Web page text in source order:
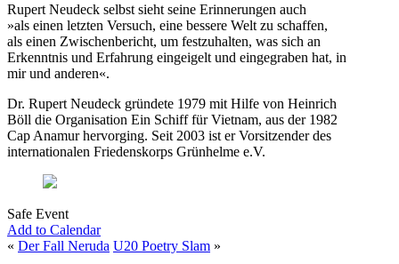
Rupert Neudeck selbst sieht seine Erinnerungen auch
»als einen letzten Versuch, eine bessere Welt zu schaffen,
als einen Zwischenbericht, um festzuhalten, was sich an
Erkenntnis und Erfahrung eingeigelt und eingegraben hat, in
mir und anderen«.
Dr. Rupert Neudeck gründete 1979 mit Hilfe von Heinrich
Böll die Organisation Ein Schiff für Vietnam, aus der 1982
Cap Anamur hervorging. Seit 2003 ist er Vorsitzender des
internationalen Friedenskorps Grünhelme e.V.
Safe Event
Add to Calendar
« Der Fall Neruda U20 Poetry Slam »